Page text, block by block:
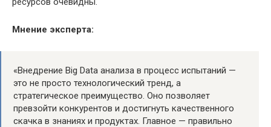
Мнение эксперта:
«Внедрение Big Data анализа в процесс испытаний —
это не просто технологический тренд, а
стратегическое преимущество. Оно позволяет
превзойти конкурентов и достигнуть качественного
скачка в знаниях и продуктах. Главное — правильно